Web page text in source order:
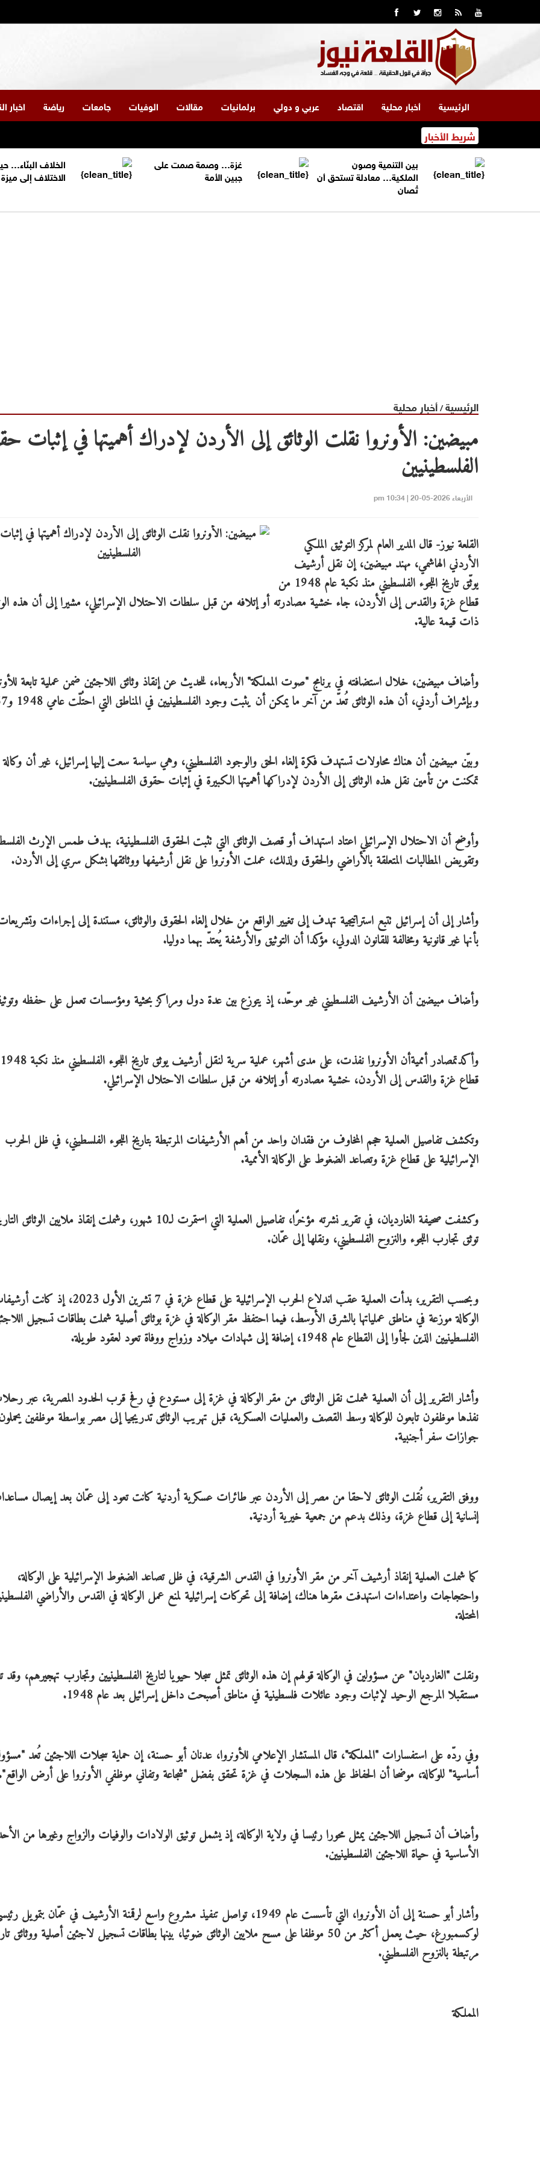
الرئيسية أخبار محلية اقتصاد عربي و دولي برلمانيات مقالات الوفيات جامعات رياضة اخبار
شريط الأخبار
بين التنمية وصون
الملكية… معادلة تستحق أن
تُصان
غزة… وصمة صمت على
جبين الأمة
الخلاف البنّاء…
الاختلاف إلى
الرئيسية/أخبار محلية
مبيضين: الأونروا نقلت الوثائق إلى الأردن لإدراك أهميتها في إثبات
الفلسطينيين
الأربعاء 2026-05-20 | 10:34 pm
القلعة نيوز- قال المدير العام لمركز التوثيق الملكي
الأردني الهاشمي، مهند مبيضين، إن نقل أرشيف
يوثّق تاريخ اللجوء الفلسطيني منذ نكبة عام 1948 من
قطاع غزة والقدس إلى الأردن، جاء خشية مصادرته أو إتلافه من قبل سلطات الاحتلال الإسرائيلي، مشيرا إلى أن هذه
ذات قيمة عالية.
وأضاف مبيضين، خلال استضافته في برنامج "صوت المملكة" الأربعاء، للحديث عن إنقاذ وثائق اللاجئين ضمن عملية تابعة
وبإشراف أردني، أن هذه الوثائق تُعدّ من آخر ما يمكن أن يثبت وجود الفلسطينيين في المناطق التي احتُلّت عامي 1948 و1967.
وبيّن مبيضين أن هناك محاولات تستهدف فكرة إلغاء الحق والوجود الفلسطيني، وهي سياسة سعت إليها إسرائيل، غير أن وكالة
تمكنت من تأمين نقل هذه الوثائق إلى الأردن لإدراكها أهميتها الكبيرة في إثبات حقوق الفلسطينيين.
وأوضح أن الاحتلال الإسرائيلي اعتاد استهداف أو قصف الوثائق التي تثبت الحقوق الفلسطينية، بهدف طمس الإرث
وتقويض المطالبات المتعلقة بالأراضي والحقوق ولذلك، عملت الأونروا على نقل أرشيفها ووثائقها بشكل سري إلى الأردن.
وأشار إلى أن إسرائيل تتبع استراتيجية تهدف إلى تغيير الواقع من خلال إلغاء الحقوق والوثائق، مستندة إلى إجراءات
بأنها غير قانونية ومخالفة للقانون الدولي، مؤكدا أن التوثيق والأرشفة يُعتدّ بهما دوليا.
وأضاف مبيضين أن الأرشيف الفلسطيني غير موحّد، إذ يتوزع بين عدة دول ومراكز بحثية ومؤسسات تعمل على حفظه
قطاع غزة والقدس إلى الأردن، خشية مصادرته أو إتلافه من قبل سلطات الاحتلال الإسرائيلي.
وتكشف تفاصيل العملية حجم المخاوف من فقدان واحد من أهم الأرشيفات المرتبطة بتاريخ اللجوء الفلسطيني، في ظل الحرب
الإسرائيلية على قطاع غزة وتصاعد الضغوط على الوكالة الأممية.
وكشفت صحيفة الغارديان، في تقرير نشرته مؤخرًا، تفاصيل العملية التي استمرت لـ10 شهور، وشملت إنقاذ
توثق تجارب اللجوء والنزوح الفلسطيني، ونقلها إلى عمّان.
وبحسب التقرير، بدأت العملية عقب اندلاع الحرب الإسرائيلية على قطاع غزة في 7 تشرين الأول 2023،
الوكالة موزعة في مناطق عملياتها بالشرق الأوسط، فيما احتفظ مقر الوكالة في غزة بوثائق أصلية شملت بطاقات تسجيل
الفلسطينيين الذين لجأوا إلى القطاع عام 1948، إضافة إلى شهادات ميلاد وزواج ووفاة تعود لعقود طويلة.
وأشار التقرير إلى أن العملية شملت نقل الوثائق من مقر الوكالة في غزة إلى مستودع في رفح قرب الحدود المصرية، عبر
نفذها موظفون تابعون للوكالة وسط القصف والعمليات العسكرية، قبل تهريب الوثائق تدريجيا إلى مصر بواسطة موظفين
جوازات سفر أجنبية.
ووفق التقرير، نُقلت الوثائق لاحقا من مصر إلى الأردن عبر طائرات عسكرية أردنية كانت تعود إلى عمّان بعد إيصال
إنسانية إلى قطاع غزة، وذلك بدعم من جمعية خيرية أردنية.
كما شملت العملية إنقاذ أرشيف آخر من مقر الأونروا في القدس الشرقية، في ظل تصاعد الضغوط الإسرائيلية على الوكالة،
واحتجاجات واعتداءات استهدفت مقرها هناك، إضافة إلى تحركات إسرائيلية لمنع عمل الوكالة في القدس والأراضي
المحتلة.
ونقلت "الغارديان" عن مسؤولين في الوكالة قولهم إن هذه الوثائق تمثل سجلا حيويا لتاريخ الفلسطينيين وتجارب تهجيرهم،
مستقبلا المرجع الوحيد لإثبات وجود عائلات فلسطينية في مناطق أصبحت داخل إسرائيل بعد عام 1948.
وفي ردّه على استفسارات "المملكة"، قال المستشار الإعلامي للأونروا، عدنان أبو حسنة، إن حماية سجلات اللاجئين تُعد
أساسية" للوكالة، موضحا أن الحفاظ على هذه السجلات في غزة تحقق بفضل "شجاعة وتفاني موظفي الأونروا على أرض
وأضاف أن تسجيل اللاجئين يمثل محورا رئيسا في ولاية الوكالة، إذ يشمل توثيق الولادات والوفيات والزواج وغيرها من
الأساسية في حياة اللاجئين الفلسطينيين.
وأشار أبو حسنة إلى أن الأونروا، التي تأسست عام 1949، تواصل تنفيذ مشروع واسع لرقمنة الأرشيف في عمّان
لوكسمبورغ، حيث يعمل أكثر من 50 موظفا على مسح ملايين الوثائق ضوئيا، بينها بطاقات تسجيل لاجئين أصلية ووثائق
مرتبطة بالنزوح الفلسطيني.
المملكة